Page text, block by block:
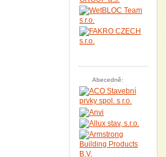
Abecedně: